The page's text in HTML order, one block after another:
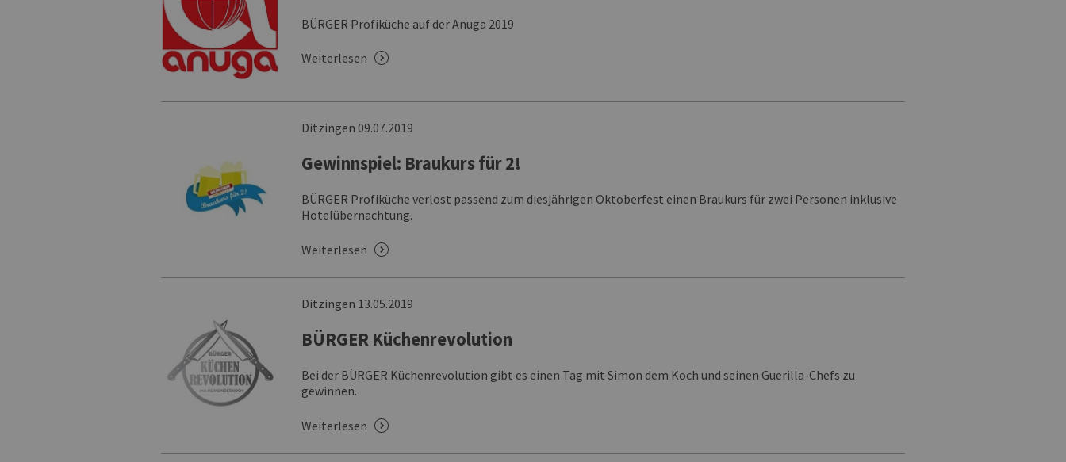
BÜRGER Profiküche auf der Anuga 2019
Weiterlesen
Ditzingen09.07.2019
Gewinnspiel: Braukurs für 2!
BÜRGER Profiküche verlost passend zum diesjährigen Oktoberfest einen Braukurs für zwei Personen inklusive
Hotelübernachtung.
Weiterlesen
Ditzingen 13.05.2019
BÜRGER Küchenrevolution
Bei der BÜRGER Küchenrevolution gibt es einen Tag mit Simon dem Koch und seinen Guerilla-Chefs zu
gewinnen.
Weiterlesen